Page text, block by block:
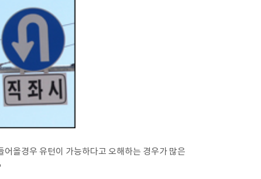
올경우 유턴이 가능하다고 오해하는 경우가 많은